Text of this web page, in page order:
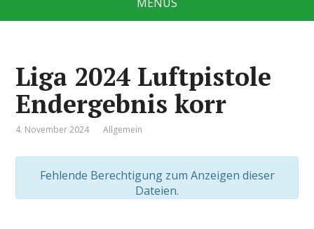
Liga 2024 Luftpistole
Endergebnis korr
4. November 2024 Allgemein
Fehlende Berechtigung zum Anzeigen dieser
Dateien.